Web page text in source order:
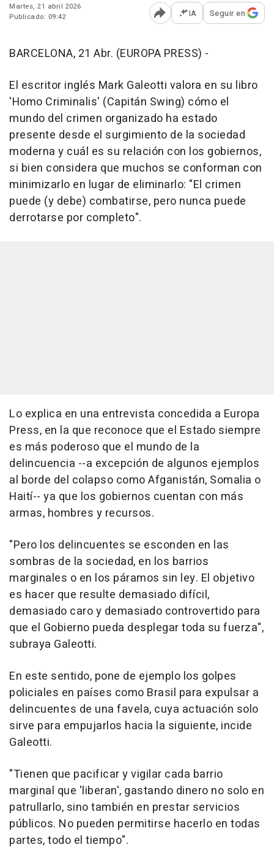
Martes, 21 abril 2026
Publicado: 09:42
Abrir opciones para
IA Seguir en
BARCELONA, 21 Abr. (EUROPA PRESS) -
El escritor inglés Mark Galeotti valora en su libro
'Homo Criminalis' (Capitán Swing) cómo el
mundo del crimen organizado ha estado
presente desde el surgimiento de la sociedad
moderna y cuál es su relación con los gobiernos,
si bien considera que muchos se conforman con
minimizarlo en lugar de eliminarlo: "El crimen
puede (y debe) combatirse, pero nunca puede
derrotarse por completo".
Lo explica en una entrevista concedida a Europa
Press, en la que reconoce que el Estado siempre
es más poderoso que el mundo de la
delincuencia --a excepción de algunos ejemplos
al borde del colapso como Afganistán, Somalia o
Haití-- ya que los gobiernos cuentan con más
armas, hombres y recursos.
"Pero los delincuentes se esconden en las
sombras de la sociedad, en los barrios
marginales o en los páramos sin ley. El objetivo
es hacer que resulte demasiado difícil,
demasiado caro y demasiado controvertido para
que el Gobierno pueda desplegar toda su fuerza",
subraya Galeotti.
En este sentido, pone de ejemplo los golpes
policiales en países como Brasil para expulsar a
delincuentes de una favela, cuya actuación solo
sirve para empujarlos hacia la siguiente, incide
Galeotti.
"Tienen que pacificar y vigilar cada barrio
marginal que 'liberan', gastando dinero no solo en
patrullarlo, sino también en prestar servicios
públicos. No pueden permitirse hacerlo en todas
partes, todo el tiempo".